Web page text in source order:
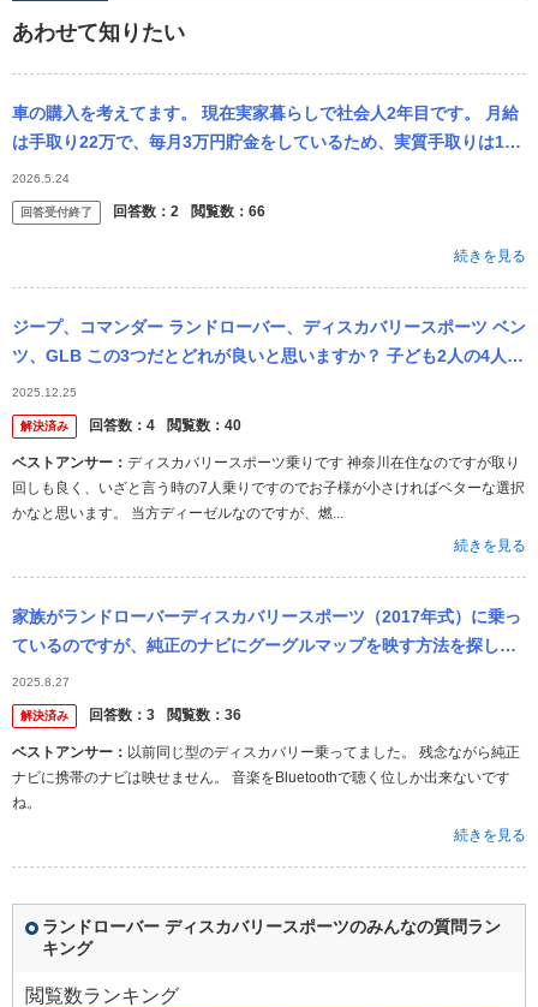
あわせて知りたい
車の購入を考えてます。 現在実家暮らしで社会人2年目です。 月給
は手取り22万で、毎月3万円貯金をしているため、実質手取りは1
7〜18万です。 実家暮らしで毎月固定費で掛かるのは、下記です。
...
2026.5.24
回答受付終了 回答数： 2 閲覧数： 66
続きを見る
ジープ、コマンダー ランドローバー、ディスカバリースポーツ ベン
ツ、GLB この3つだとどれが良いと思いますか？ 子ども2人の4人家
族で使う予定です。 新車か中古かは悩んでいます。
2025.12.25
解決済み 回答数： 4 閲覧数： 40
ベストアンサー： ディスカバリースポーツ乗りです 神奈川在住なのですが取り
回しも良く、いざと言う時の7人乗りですのでお子様が小さければベターな選択
かなと思います。 当方ディーゼルなのですが、燃...
続きを見る
家族がランドローバーディスカバリースポーツ（2017年式）に乗っ
ているのですが、純正のナビにグーグルマップを映す方法を探して
います。詳しい方や知っている方がいましたら教えて欲しいです。
2025.8.27
解決済み 回答数： 3 閲覧数： 36
ベストアンサー： 以前同じ型のディスカバリー乗ってました。 残念ながら純正
ナビに携帯のナビは映せません。 音楽をBluetoothで聴く位しか出来ないです
ね。
続きを見る
ランドローバー ディスカバリースポーツのみんなの質問ラン
キング
閲覧数ランキング